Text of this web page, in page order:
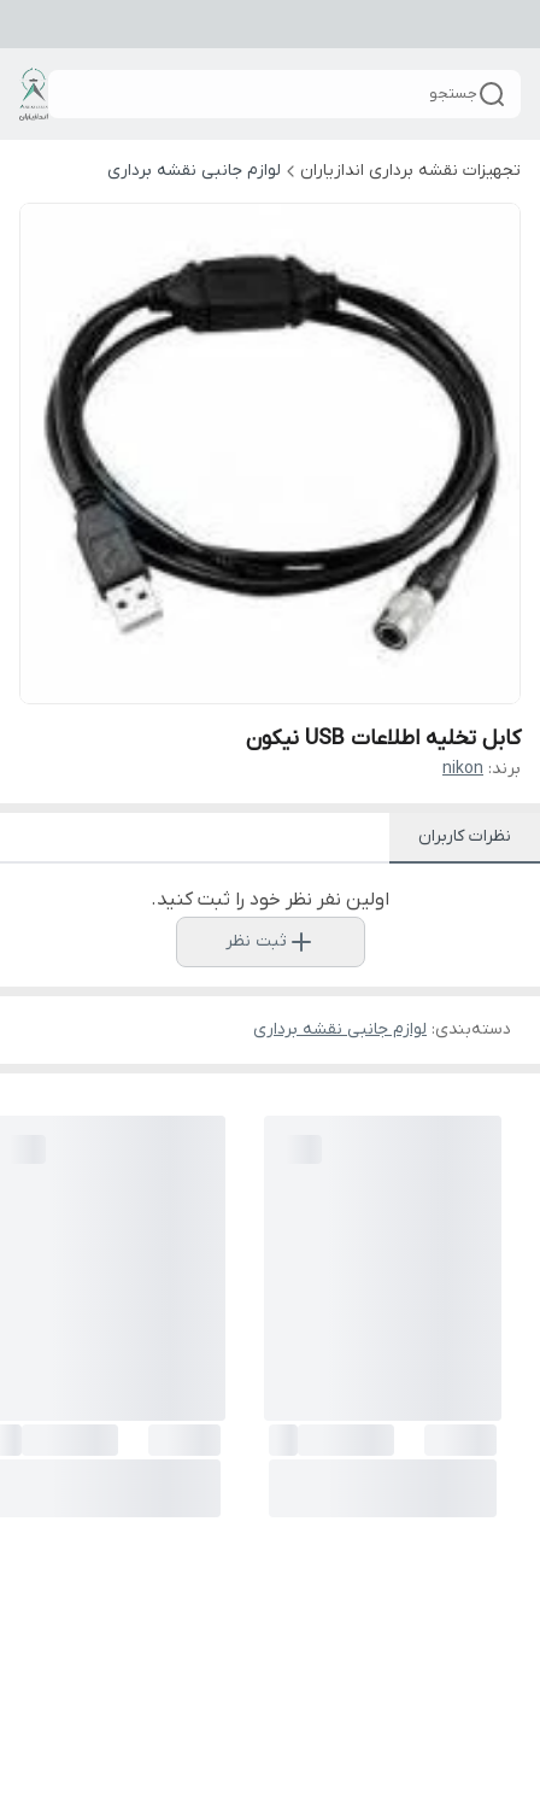
جستجو
تجهیزات نقشه برداری اندازیاران لوازم جانبی نقشه برداری
کابل تخلیه اطلاعات USB نیکون
برند: nikon
نظرات کاربران
اولین نفر نظر خود را ثبت کنید.
ثبت نظر
دسته‌بندی: لوازم جانبی نقشه برداری